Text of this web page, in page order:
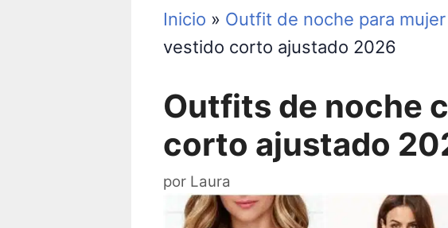
Inicio » Outfit de noche para mujer
vestido corto ajustado 2026
Outfits de noche
corto ajustado
por Laura